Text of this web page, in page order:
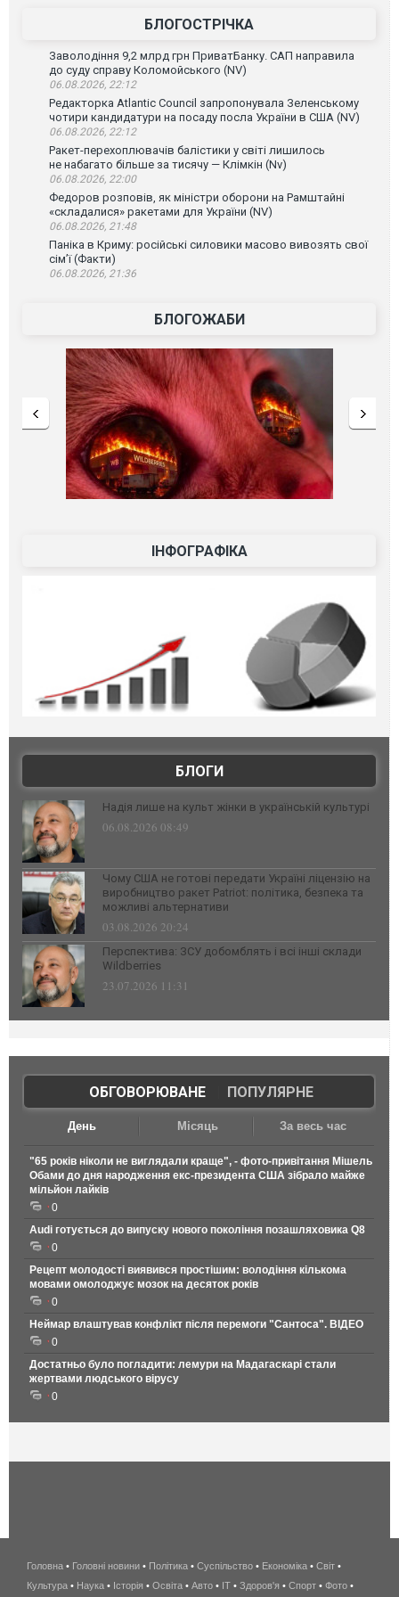
БЛОГОСТРІЧКА
Заволодіння 9,2 млрд грн ПриватБанку. САП направила
до суду справу Коломойського (NV)
06.08.2026, 22:12
Редакторка Atlantic Council запропонувала Зеленському
чотири кандидатури на посаду посла України в США (NV)
06.08.2026, 22:12
Ракет-перехоплювачів балістики у світі лишилось
не набагато більше за тисячу — Клімкін (Nv)
06.08.2026, 22:00
Федоров розповів, як міністри оборони на Рамштайні
«складалися» ракетами для України (NV)
06.08.2026, 21:48
Паніка в Криму: російські силовики масово вивозять свої
сім’ї (Факти)
06.08.2026, 21:36
БЛОГОЖАБИ
ІНФОГРАФІКА
БЛОГИ
Надія лише на культ жінки в українській культурі
06.08.2026 08:49
Чому США не готові передати Україні ліцензію на
виробництво ракет Patriot: політика, безпека та
можливі альтернативи
03.08.2026 20:24
Перспектива: ЗСУ добомблять і всі інші склади
Wildberries
23.07.2026 11:31
ОБГОВОРЮВАНЕ| ПОПУЛЯРНЕ
День Місяць За весь час
"65 років ніколи не виглядали краще", - фото-привітання Мішель
Обами до дня народження екс-президента США зібрало майже
мільйон лайків
0
Audi готується до випуску нового покоління позашляховика Q8
0
Рецепт молодості виявився простішим: володіння кількома
мовами омолоджує мозок на десяток років
0
Неймар влаштував конфлікт після перемоги "Сантоса". ВІДЕО
0
Достатньо було погладити: лемури на Мадагаскарі стали
жертвами людського вірусу
0
беспроводной
интернет
Головна • Головні новини • Політика • Суспільство • Економіка • Світ •
Культура • Наука • Історія • Освіта • Авто • IT • Здоров'я • Спорт • Фото •